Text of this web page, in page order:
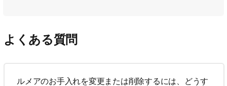
よくある質問
ルメアのお手入れを変更または削除するには、どうす